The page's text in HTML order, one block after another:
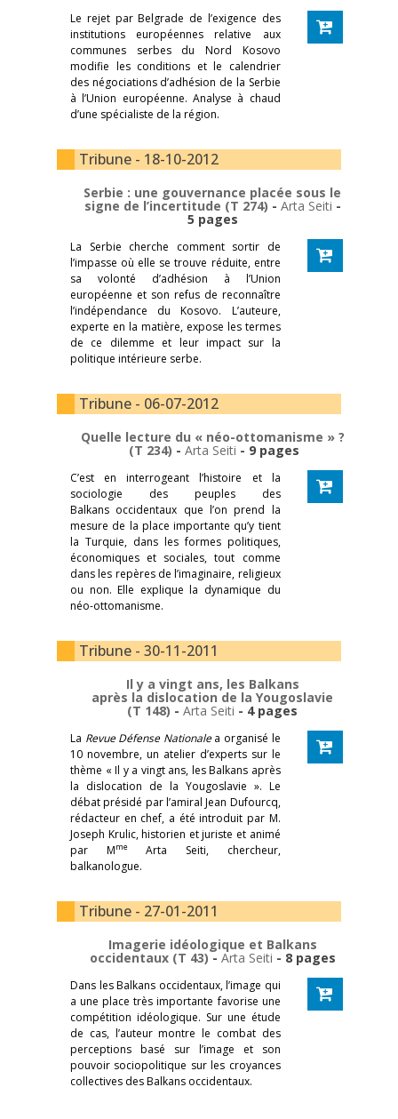
Le rejet par Belgrade de l’exigence des
institutions européennes relative aux
communes serbes du Nord Kosovo
modifie les conditions et le calendrier
des négociations d’adhésion de la Serbie
à l’Union européenne. Analyse à chaud
d’une spécialiste de la région.
Tribune - 18-10-2012
Serbie : une gouvernance placée sous le
signe de l’incertitude (T 274) - Arta Seiti -
5 pages
La Serbie cherche comment sortir de
l’impasse où elle se trouve réduite, entre
sa volonté d’adhésion à l’Union
européenne et son refus de reconnaître
l’indépendance du Kosovo. L’auteure,
experte en la matière, expose les termes
de ce dilemme et leur impact sur la
politique intérieure serbe.
Tribune - 06-07-2012
Quelle lecture du « néo-ottomanisme » ?
(T 234) - Arta Seiti - 9 pages
C’est en interrogeant l’histoire et la
sociologie des peuples des
Balkans occidentaux que l’on prend la
mesure de la place importante qu’y tient
la Turquie, dans les formes politiques,
économiques et sociales, tout comme
dans les repères de l’imaginaire, religieux
ou non. Elle explique la dynamique du
néo-ottomanisme.
Tribune - 30-11-2011
Il y a vingt ans, les Balkans
après la dislocation de la Yougoslavie
(T 148) - Arta Seiti - 4 pages
La Revue Défense Nationalea organisé le
10 novembre, un atelier d’experts sur le
thème « Il y a vingt ans, les Balkans après
la dislocation de la Yougoslavie ». Le
débat présidé par l’amiral Jean Dufourcq,
rédacteur en chef, a été introduit par M.
Joseph Krulic, historien et juriste et animé
par MmeArta Seiti, chercheur,
balkanologue.
Tribune - 27-01-2011
Imagerie idéologique et Balkans
occidentaux (T 43)- Arta Seiti - 8 pages
Dans les Balkans occidentaux, l’image qui
a une place très importante favorise une
compétition idéologique. Sur une étude
de cas, l’auteur montre le combat des
perceptions basé sur l’image et son
pouvoir sociopolitique sur les croyances
collectives des Balkans occidentaux.